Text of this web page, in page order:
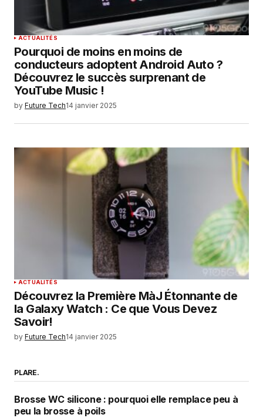
ACTUALITÉS
Pourquoi de moins en moins de
conducteurs adoptent Android Auto ?
Découvrez le succès surprenant de
YouTube Music !
by Future Tech14 janvier 2025
ACTUALITÉS
Découvrez la Première MàJ Étonnante de
la Galaxy Watch : Ce que Vous Devez
Savoir!
by Future Tech14 janvier 2025
PLARE.
Brosse WC silicone : pourquoi elle remplace peu à
peu la brosse à poils